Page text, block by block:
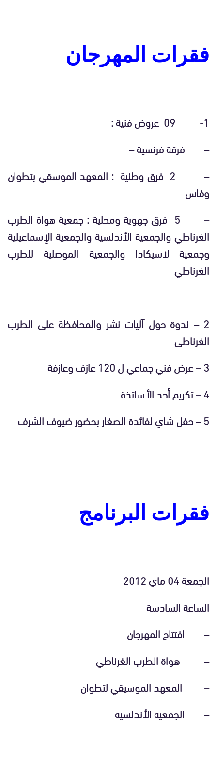
فقرات المهرجان
1- 09 عروض فنية :
– فرقة فرنسية –
– 2 فرق وطنية : المعهد الموسقي بتطوان
وفاس
– 5 فرق جهوية ومحلية : جمعية هواة الطرب
الغرناطي والجمعية الأندلسية والجمعية الإسماعيلية
وجمعية لاسيكادا والجمعية الموصلية للطرب
الغرناطي
2 – ندوة حول آليات نشر والمحافظة على الطرب
الغرناطي
3 – عرض فني جماعي ل 120 عازف وعازفة
4 – تكريم أحد الأساتذة
5 – حفل شاي لفائدة الصغار بحضور ضيوف الشرف
فقرات البرنامج
الجمعة 04 ماي 2012
الساعة السادسة
– افتتاح المهرجان
– هواة الطرب الغرناطي
– المعهد الموسيقي لتطوان
– الجمعية الأندلسية